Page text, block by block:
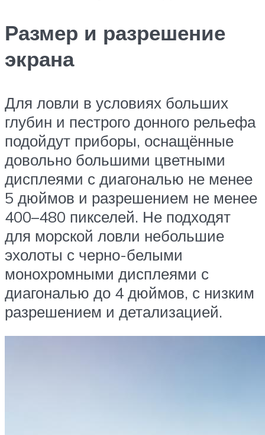
Размер и разрешение
экрана
Для ловли в условиях больших
глубин и пестрого донного рельефа
подойдут приборы, оснащённые
довольно большими цветными
дисплеями с диагональю не менее
5 дюймов и разрешением не менее
400–480 пикселей. Не подходят
для морской ловли небольшие
эхолоты с черно-белыми
монохромными дисплеями с
диагональю до 4 дюймов, с низким
разрешением и детализацией.